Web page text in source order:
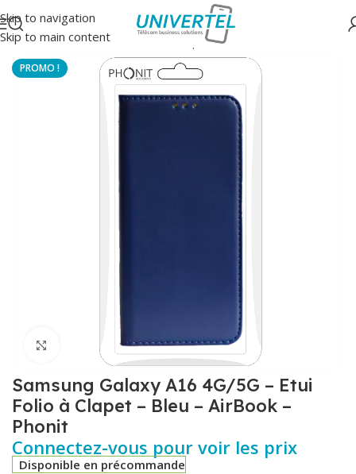
Skip to navigation
Skip to main content
Accueil/Protections Housse à clapet
Click to enlarge
Samsung Galaxy A16 4G/5G – Etui
Folio à Clapet – Bleu – AirBook –
Phonit
Connectez-vous pour voir les prix
Disponible en précommande